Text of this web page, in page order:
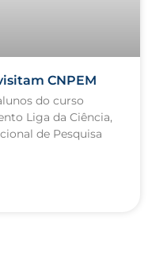
CNPEM
do curso
Liga da Ciência,
de Pesquisa